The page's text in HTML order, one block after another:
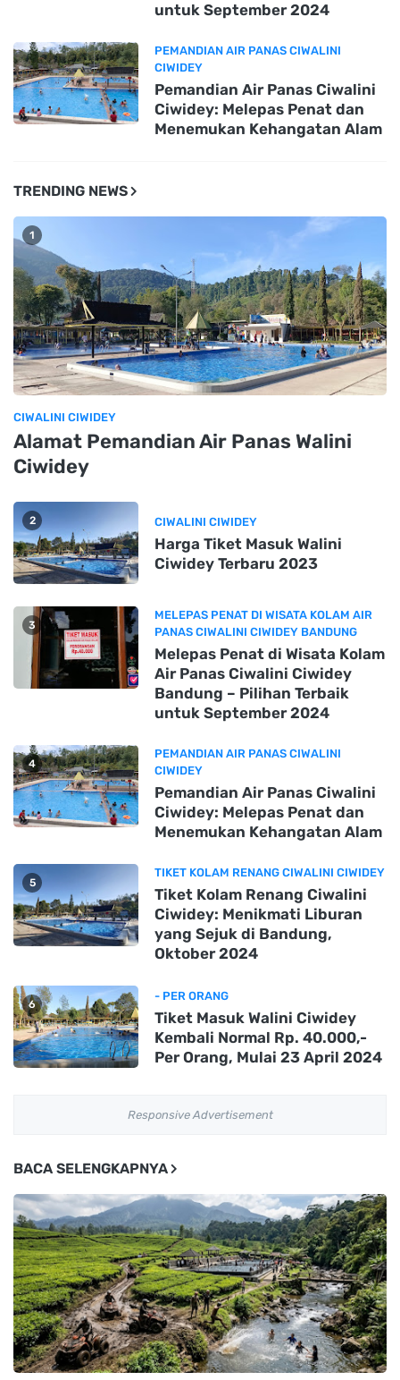
untuk September 2024
PEMANDIAN AIR PANAS CIWALINI
CIWIDEY
Pemandian Air Panas Ciwalini
Ciwidey: Melepas Penat dan
Menemukan Kehangatan Alam
TRENDING NEWS
1
CIWALINI CIWIDEY
Alamat Pemandian Air Panas Walini
Ciwidey
2 CIWALINI CIWIDEY
Harga Tiket Masuk Walini
Ciwidey Terbaru 2023
3
MELEPAS PENAT DI WISATA KOLAM AIR
PANAS CIWALINI CIWIDEY BANDUNG
Melepas Penat di Wisata Kolam
Air Panas Ciwalini Ciwidey
Bandung – Pilihan Terbaik
untuk September 2024
4
PEMANDIAN AIR PANAS CIWALINI
CIWIDEY
Pemandian Air Panas Ciwalini
Ciwidey: Melepas Penat dan
Menemukan Kehangatan Alam
5
TIKET KOLAM RENANG CIWALINI CIWIDEY
Tiket Kolam Renang Ciwalini
Ciwidey: Menikmati Liburan
yang Sejuk di Bandung,
Oktober 2024
6
- PER ORANG
Tiket Masuk Walini Ciwidey
Kembali Normal Rp. 40.000,-
Per Orang, Mulai 23 April 2024
Responsive Advertisement
BACA SELENGKAPNYA